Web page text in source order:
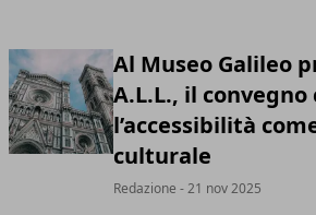
Al Museo Galileo
A.L.L., il
l’accessibilità
culturale
Redazione - 21 nov 2025